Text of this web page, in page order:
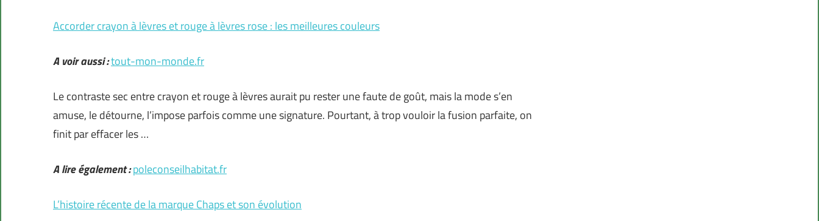
Accorder crayon à lèvres et rouge à lèvres rose : les meilleures couleurs
A voir aussi :tout-mon-monde.fr
Le contraste sec entre crayon et rouge à lèvres aurait pu rester une faute de goût, mais la mode s’en
amuse, le détourne, l’impose parfois comme une signature. Pourtant, à trop vouloir la fusion parfaite, on
finit par effacer les …
A lire également :poleconseilhabitat.fr
L’histoire récente de la marque Chaps et son évolution